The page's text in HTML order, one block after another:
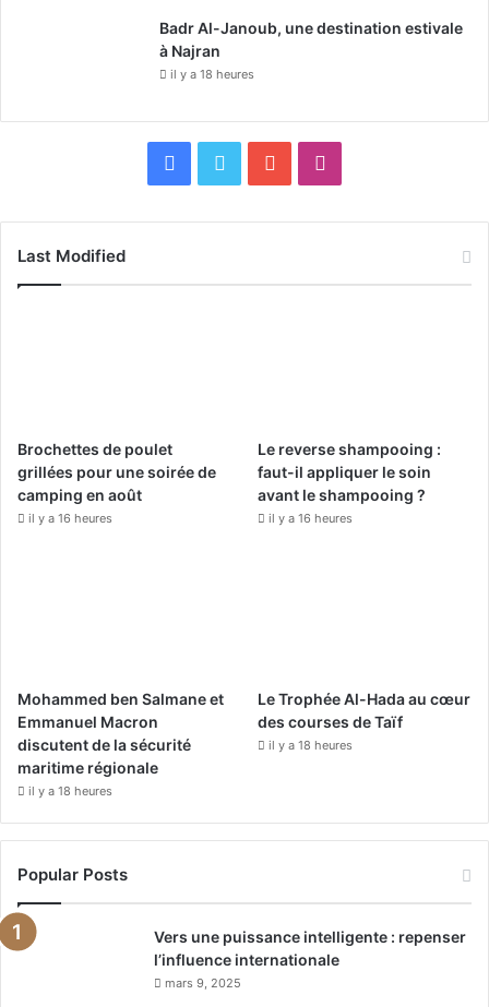
Badr Al-Janoub, une destination estivale
à Najran
il y a 18 heures
e
k
T
t
a
m
Last Modified
Brochettes de poulet
grillées pour une soirée de
camping en août
il y a 16 heures
Le reverse shampooing :
faut-il appliquer le soin
avant le shampooing ?
il y a 16 heures
Mohammed ben Salmane et
Emmanuel Macron
discutent de la sécurité
maritime régionale
il y a 18 heures
Le Trophée Al-Hada au cœur
des courses de Taïf
il y a 18 heures
Popular Posts
Vers une puissance intelligente : repenser
l’influence internationale
mars 9, 2025